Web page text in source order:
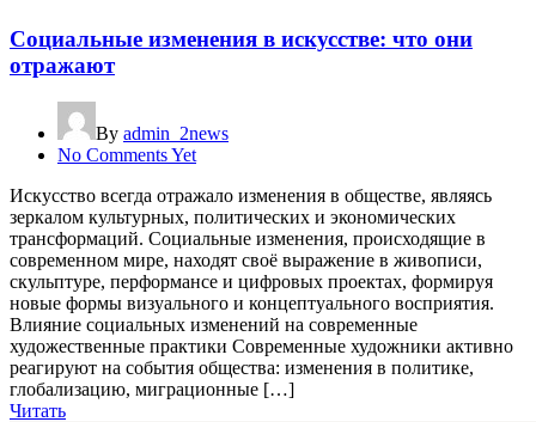
Социальные изменения в искусстве: что они
отражают
By admin_2news
No Comments Yet
Искусство всегда отражало изменения в обществе, являясь
зеркалом культурных, политических и экономических
трансформаций. Социальные изменения, происходящие в
современном мире, находят своё выражение в живописи,
скульптуре, перформансе и цифровых проектах, формируя
новые формы визуального и концептуального восприятия.
Влияние социальных изменений на современные
художественные практики Современные художники активно
реагируют на события общества: изменения в политике,
глобализацию, миграционные […]
Читать